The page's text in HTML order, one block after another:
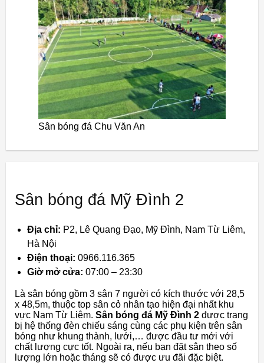
Sân bóng đá Chu Văn An
Sân bóng đá Mỹ Đình 2
Địa chỉ: P2, Lê Quang Đạo, Mỹ Đình, Nam Từ Liêm,
Hà Nội
Điện thoại: 0966.116.365
Giờ mở cửa: 07:00 – 23:30
Là sân bóng gồm 3 sân 7 người có kích thước với 28,5
x 48,5m, thuộc top sân cỏ nhân tạo hiện đại nhất khu
vực Nam Từ Liêm. Sân bóng đá Mỹ Đình 2 được trang
bị hệ thống đèn chiếu sáng cùng các phụ kiện trên sân
bóng như khung thành, lưới,… được đầu tư mới với
chất lượng cực tốt. Ngoài ra, nếu bạn đặt sân theo số
lượng lớn hoặc tháng sẽ có được ưu đãi đặc biệt.